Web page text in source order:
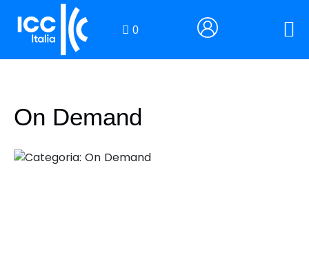
0
On Demand